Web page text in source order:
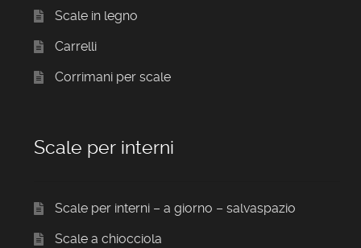
Scale in legno
Carrelli
Corrimani per scale
Scale per interni
Scale per interni – a giorno – salvaspazio
Scale a chiocciola